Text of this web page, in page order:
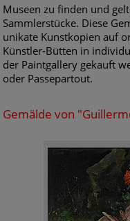
Museen zu finden und
Sammlerstücke. Diese
unikate Kunstkopien auf
Künstler-Bütten in
der Paintgallery gekauft
oder Passepartout.
Gemälde von